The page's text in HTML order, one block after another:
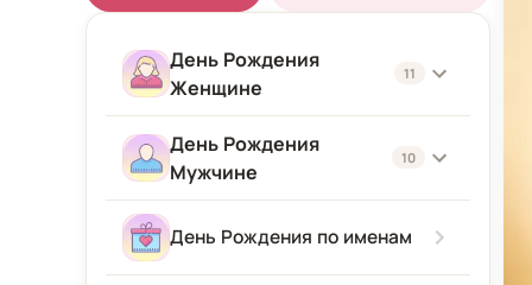
День Рождения
Женщине
11
Женщине
Подруге
Девушке
День Рождения
Мужчине
10
Мужчине
День Рождения по именам